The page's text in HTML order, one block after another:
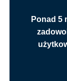
Ponad 5